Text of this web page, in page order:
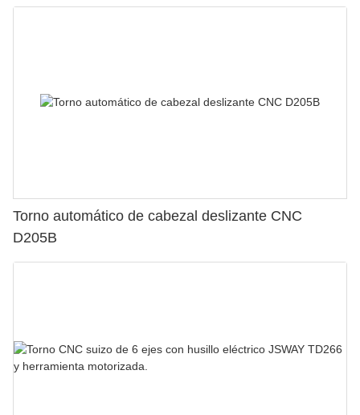
Torno automático de cabezal deslizante CNC
D205B